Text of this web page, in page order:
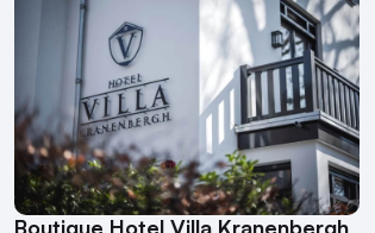
Boutique Hotel Villa Kranenbergh